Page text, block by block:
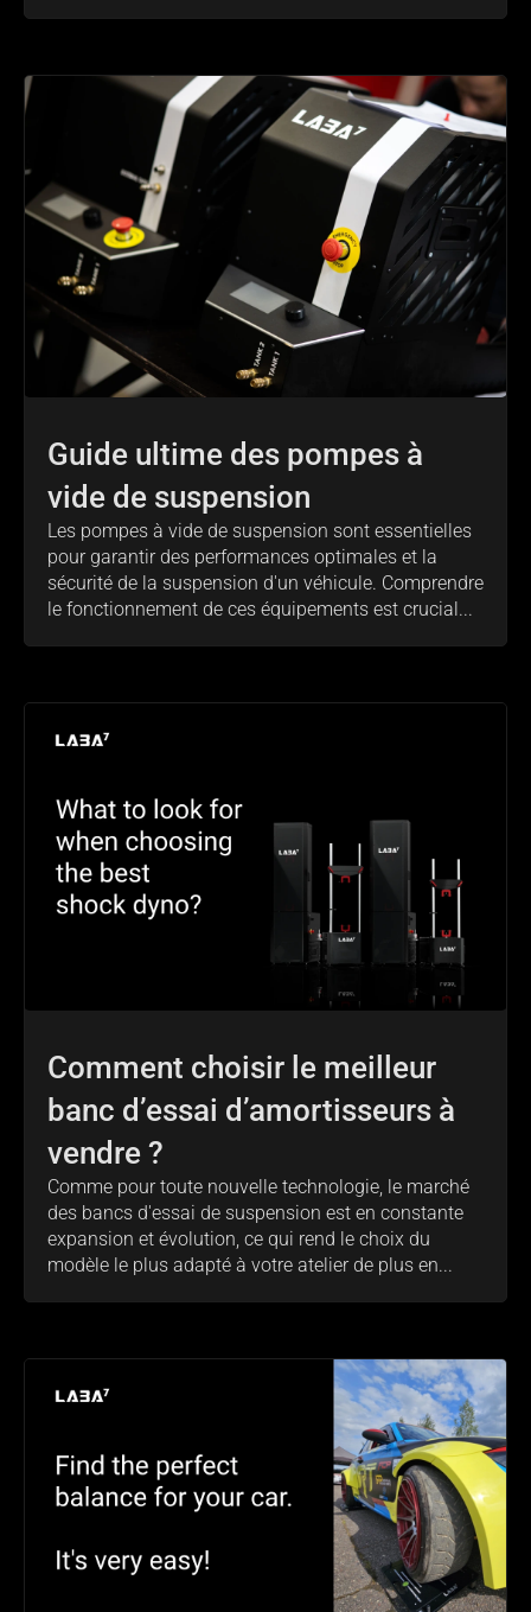
Guide ultime des pompes à
vide de suspension
Les pompes à vide de suspension sont essentielles
pour garantir des performances optimales et la
sécurité de la suspension d'un véhicule. Comprendre
le fonctionnement de ces équipements est crucial...
Comment choisir le meilleur
banc d’essai d’amortisseurs à
vendre ?
Comme pour toute nouvelle technologie, le marché
des bancs d'essai de suspension est en constante
expansion et évolution, ce qui rend le choix du
modèle le plus adapté à votre atelier de plus en...